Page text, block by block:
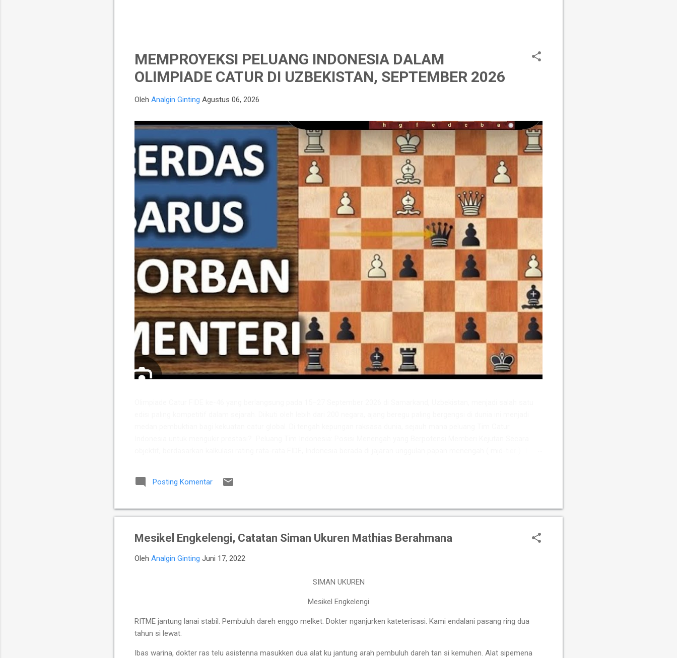
MEMPROYEKSI PELUANG INDONESIA DALAM
OLIMPIADE CATUR DI UZBEKISTAN, SEPTEMBER 2026
Oleh Analgin Ginting Agustus 06, 2026
para talenta muda berpotensi tinggi seperti IM Satria Duta Cahaya dan IM Nayaka Budhidharma. Sementara itu, Tim Putri
yang diperkuat jajaran Master Internasional Wanita (WIM) seperti Shafira Devi Herfesa, Laysa Latifah, Ummi Fisabilillah, dan
Posting Komentar
Mesikel Engkelengi, Catatan Siman Ukuren Mathias Berahmana
Oleh Analgin Ginting Juni 17, 2022
SIMAN UKUREN
Mesikel Engkelengi
RITME jantung lanai stabil. Pembuluh dareh enggo melket. Dokter nganjurken kateterisasi. Kami endalani pasang ring dua
tahun si lewat.
Ibas warina, dokter ras telu asistenna masukken dua alat ku jantung arah pembuluh dareh tan si kemuhen. Alat sipemena